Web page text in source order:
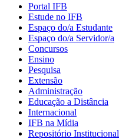
Portal IFB
Estude no IFB
Espaço do/a Estudante
Espaço do/a Servidor/a
Concursos
Ensino
Pesquisa
Extensão
Administração
Educação a Distância
Internacional
IFB na Mídia
Repositório Institucional